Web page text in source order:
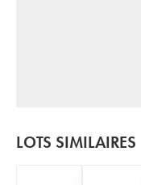
LOTS SIMILAIRES